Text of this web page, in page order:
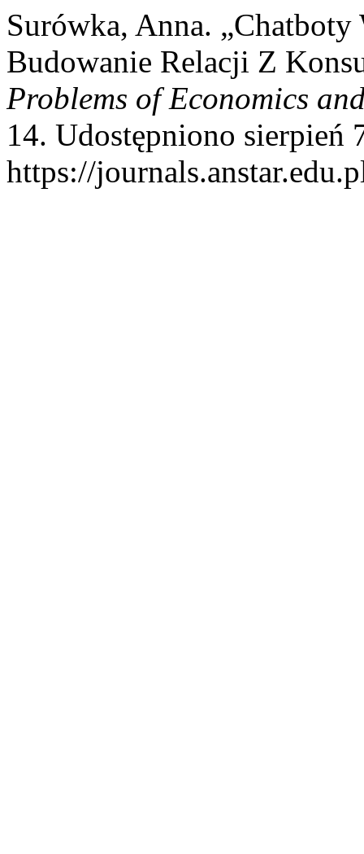
Surówka, Anna.
Budowanie Relacji Z
Problems of Economics
14. Udostępniono sierpień
https://